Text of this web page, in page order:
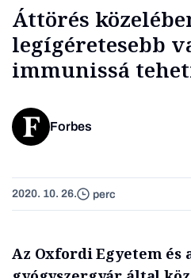
Áttörés
legígéretesebb
immunissá
Forbes
2020. 10. 26. perc
Az Oxfordi Egyetem és